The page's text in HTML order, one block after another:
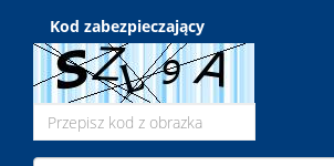
Kod zabezpieczający